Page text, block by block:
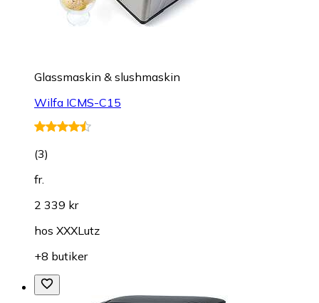
Glassmaskin & slushmaskin
Wilfa ICMS-C15
(3)
fr.
2 339 kr
hos XXXLutz
+8 butiker